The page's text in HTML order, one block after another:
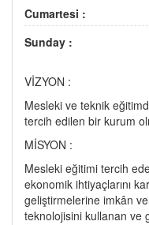
Cumartesi :
Sunday :
VİZYON :
Mesleki ve teknik
tercih edilen bir kurum
MİSYON :
Mesleki eğitimi tercih
ekonomik ihtiyaçlarını
geliştirmelerine imkân
teknolojisini kullanan ve